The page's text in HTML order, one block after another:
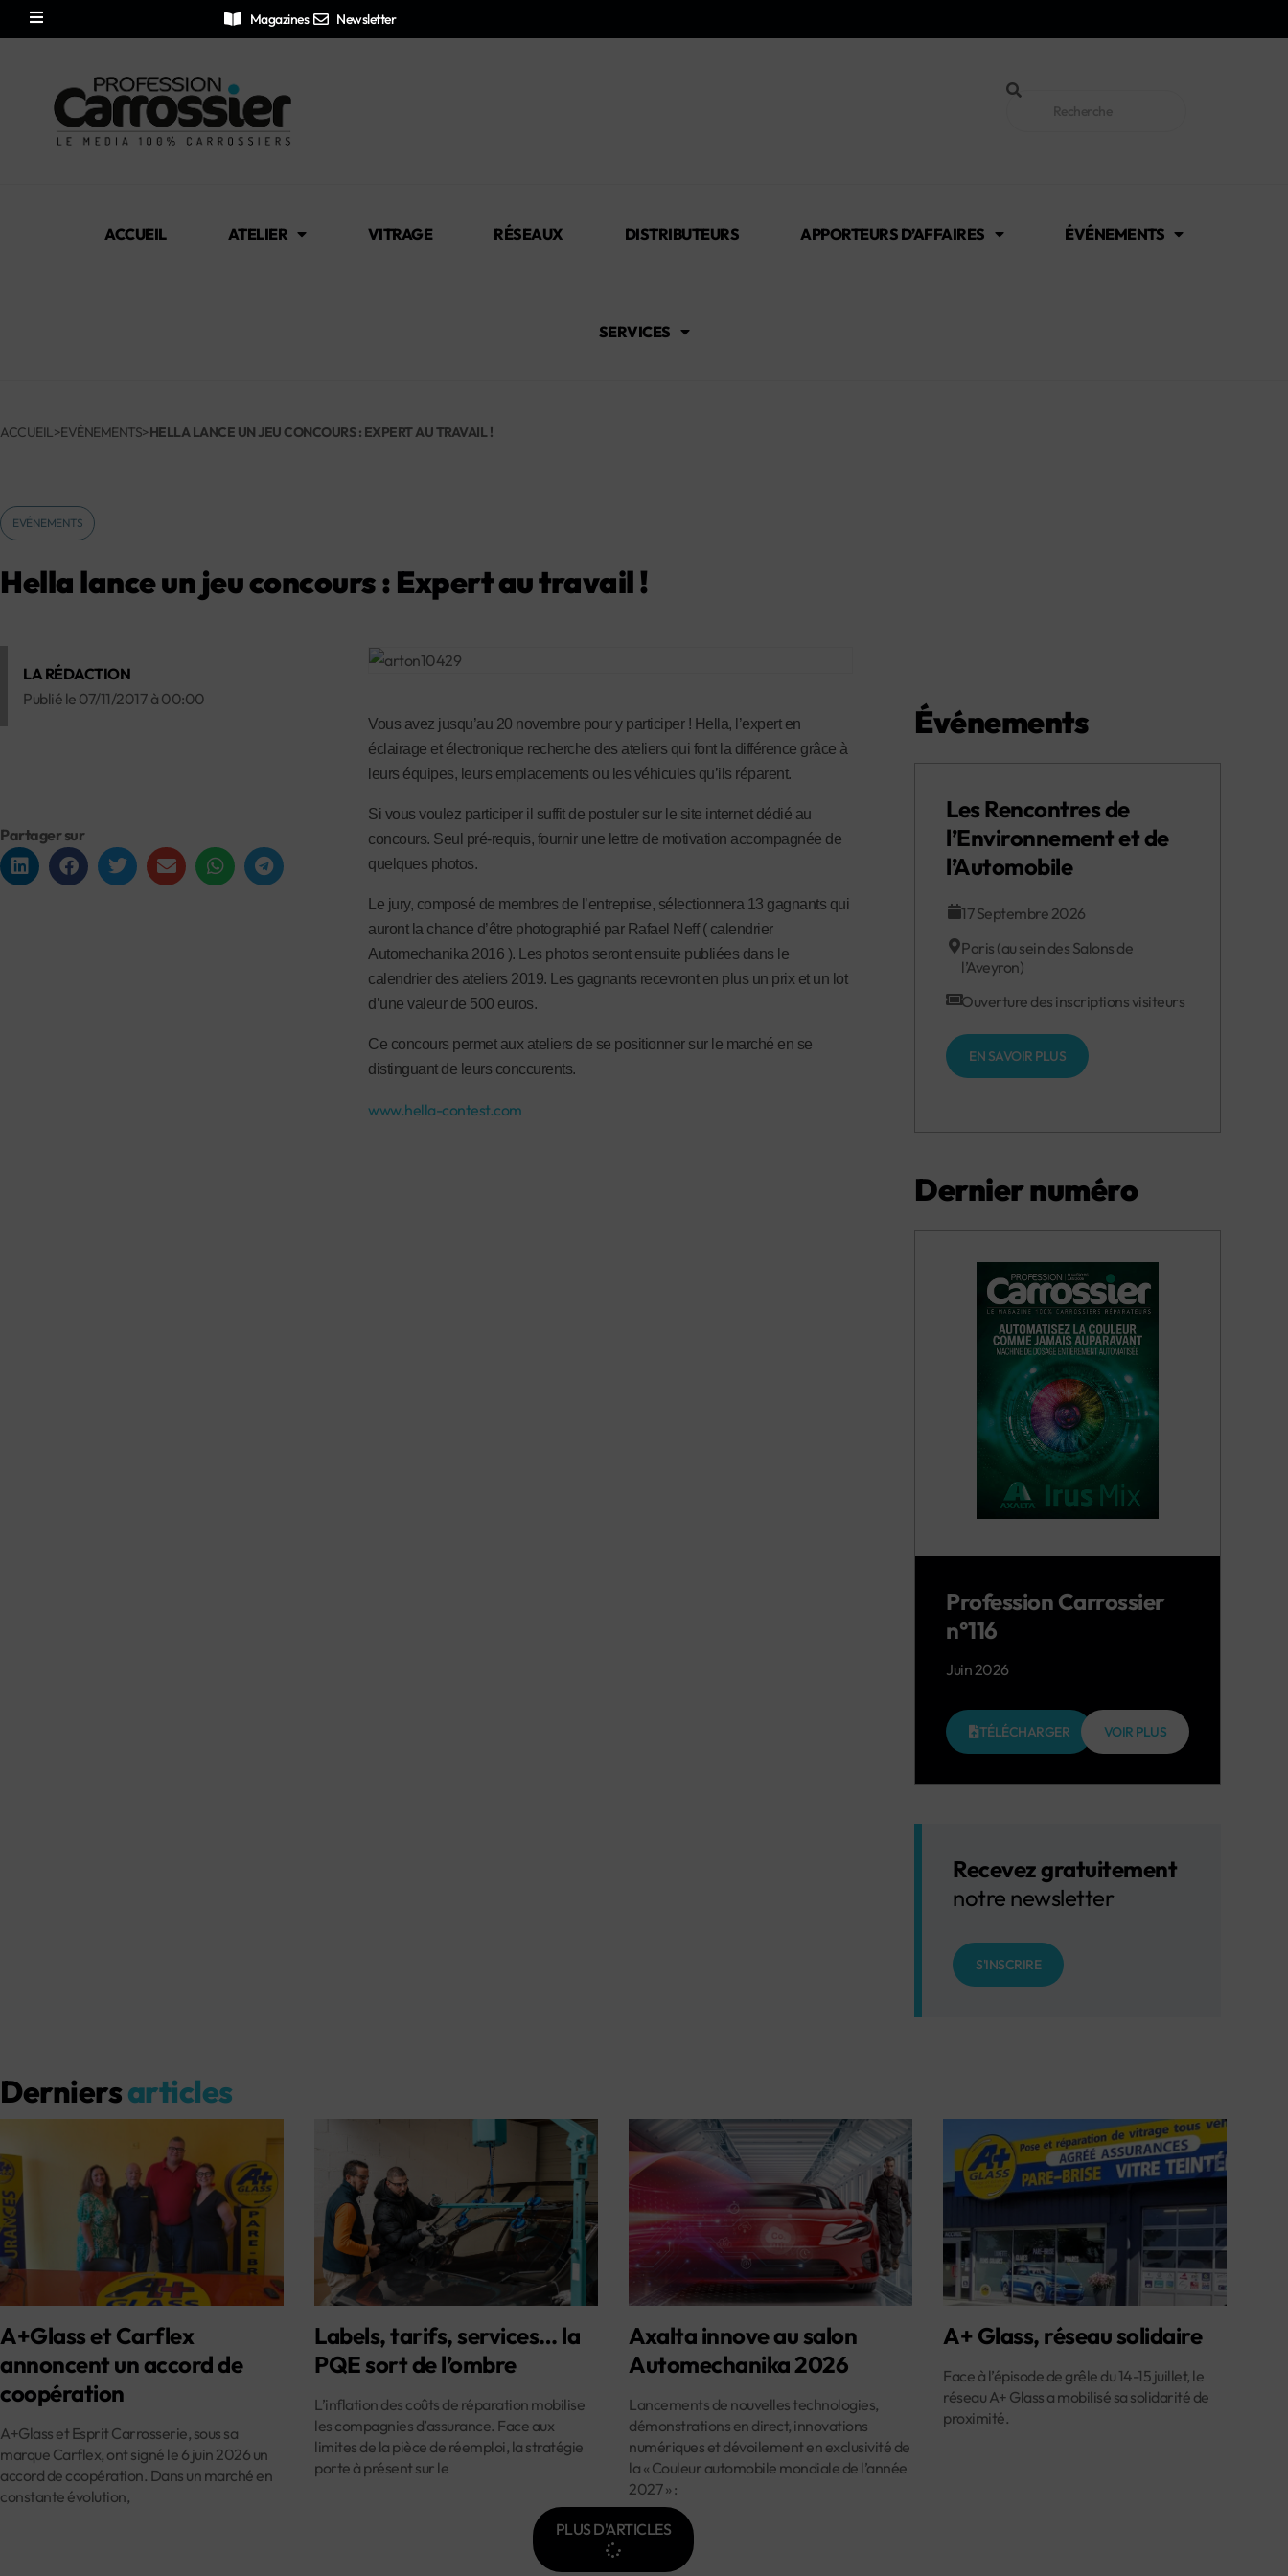
Magazines Newsletter
ACCUEIL ATELIER VITRAGE RÉSEAUX DISTRIBUTEURS APPORTEURS D’AFFAIRES ÉVÉNEMENTS
SERVICES
ACCUEIL >EVÉNEMENTS>HELLA LANCE UN JEU CONCOURS : EXPERT AU TRAVAIL !
EVÉNEMENTS
Hella lance un jeu concours : Expert au travail !
LA RÉDACTION
Publié le 07/11/2017 à 00:00
Partager sur
Vous avez jusqu’au 20 novembre pour y participer ! Hella, l’expert en
éclairage et électronique recherche des ateliers qui font la différence grâce à
leurs équipes, leurs emplacements ou les véhicules qu’ils réparent.
Si vous voulez participer il suffit de postuler sur le site internet dédié au
concours. Seul pré-requis, fournir une lettre de motivation accompagnée de
quelques photos.
Le jury, composé de membres de l’entreprise, sélectionnera 13 gagnants qui
auront la chance d’être photographié par Rafael Neff ( calendrier
Automechanika 2016 ). Les photos seront ensuite publiées dans le
calendrier des ateliers 2019. Les gagnants recevront en plus un prix et un lot
d’une valeur de 500 euros.
Ce concours permet aux ateliers de se positionner sur le marché en se
distinguant de leurs conccurents.
www.hella-contest.com
Événements
Les Rencontres de
l’Environnement et de
l’Automobile
17 Septembre 2026
Paris (au sein des Salons de
l’Aveyron)
Ouverture des inscriptions visiteurs
EN SAVOIR PLUS
Dernier numéro
Profession Carrossier
n°116
Juin 2026
TÉLÉCHARGER VOIR PLUS
Recevez gratuitement
notre newsletter
S'INSCRIRE
Derniersarticles
A+Glass et Carflex
annoncent un accord de
coopération
A+Glass et Esprit Carrosserie, sous sa
marque Carflex, ont signé le 6 juin 2026 un
accord de coopération. Dans un marché en
constante évolution,
Labels, tarifs, services… la
PQE sort de l’ombre
L’inflation des coûts de réparation mobilise
les compagnies d’assurance. Face aux
limites de la pièce de réemploi, la stratégie
porte à présent sur le
Axalta innove au salon
Automechanika 2026
Lancements de nouvelles technologies,
démonstrations en direct, innovations
numériques et dévoilement en exclusivité de
la « Couleur automobile mondiale de l’année
2027 » :
A+ Glass, réseau solidaire
Face à l’épisode de grêle du 14-15 juillet, le
réseau A+ Glass a mobilisé sa solidarité de
proximité.
PLUS D'ARTICLES